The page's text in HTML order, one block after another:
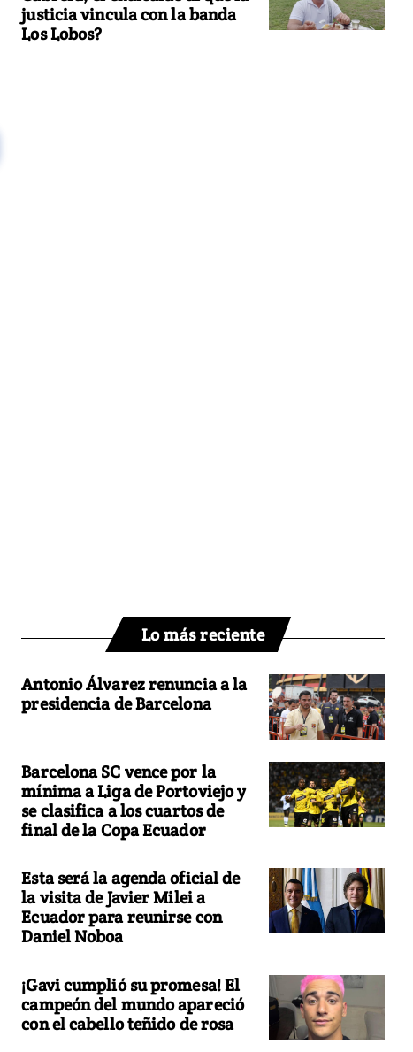
justicia vincula con la banda
Los Lobos?
Lo más reciente
Antonio Álvarez renuncia a la
presidencia de Barcelona
Barcelona SC vence por la
mínima a Liga de Portoviejo y
se clasifica a los cuartos de
final de la Copa Ecuador
Esta será la agenda oficial de
la visita de Javier Milei a
Ecuador para reunirse con
Daniel Noboa
¡Gavi cumplió su promesa! El
campeón del mundo apareció
con el cabello teñido de rosa